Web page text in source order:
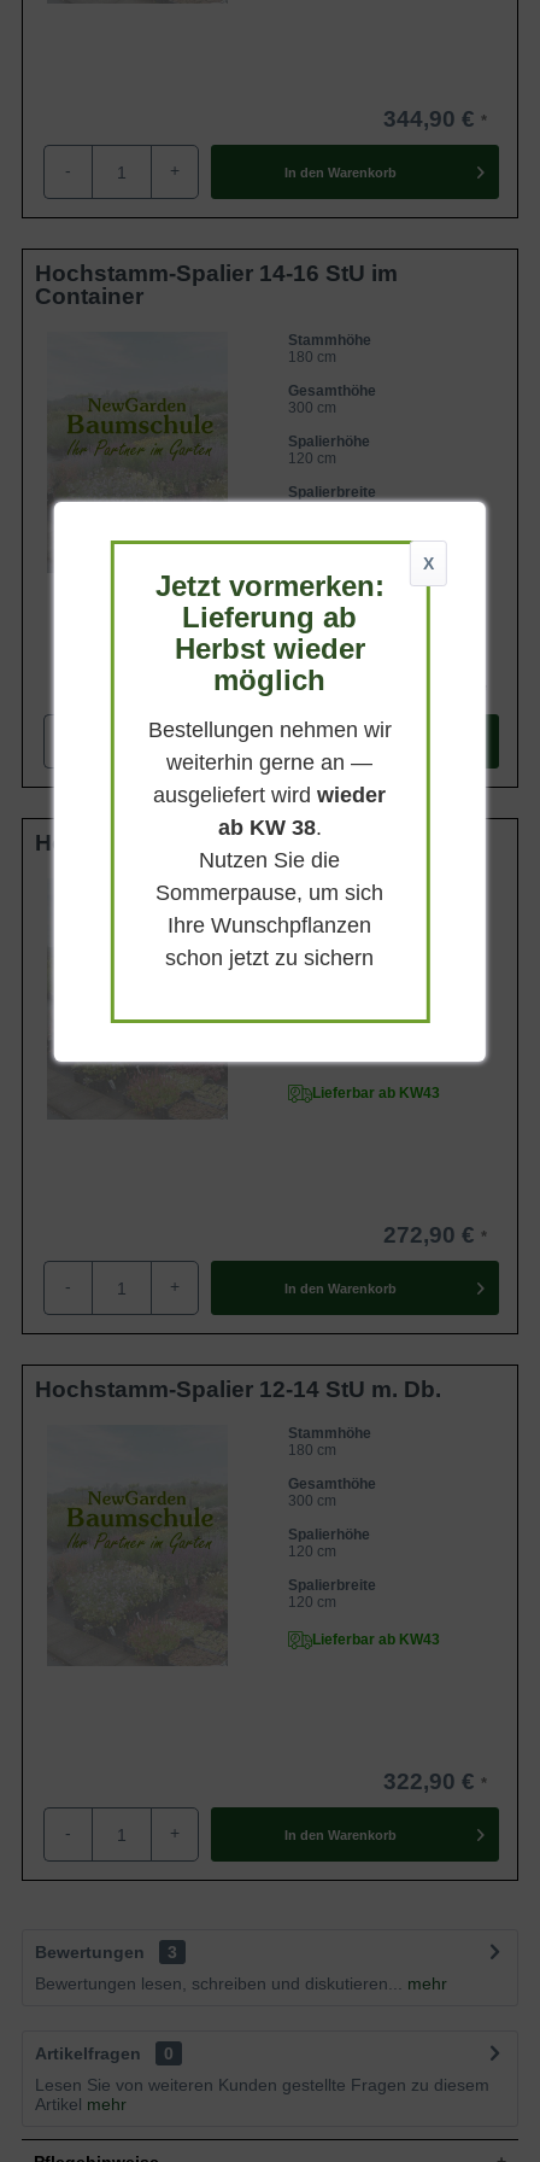
344,90 €
- + In den Warenkorb
Hochstamm-Spalier 14-16 StU im
Container
Stammhöhe
180 cm
Gesamthöhe
300 cm
Spalierhöhe
120 cm
Spalierbreite
Lieferbar
+ In den Warenkorb
Hochstamm-Spalier 10-12 StU m. Db.
Stammhöhe
180 cm
Gesamthöhe
300 cm
Lieferbar ab KW43
272,90 €
- + In den Warenkorb
Hochstamm-Spalier 12-14 StU m. Db.
Stammhöhe
180 cm
Gesamthöhe
300 cm
Spalierhöhe
120 cm
Spalierbreite
120 cm
Lieferbar ab KW43
322,90 €
- + In den Warenkorb
Bewertungen
3
Bewertungen lesen, schreiben und diskutieren...
mehr
Artikelfragen
0
Lesen Sie von weiteren Kunden gestellte Fragen zu diesem
Artikel mehr
X
Jetzt vormerken:
Lieferung ab
Herbst wieder
möglich
Bestellungen nehmen wir
weiterhin gerne an —
ausgeliefert wirdwieder
ab KW 38.
Nutzen Sie die
Sommerpause, um sich
Ihre Wunschpflanzen
schon jetzt zu sichern